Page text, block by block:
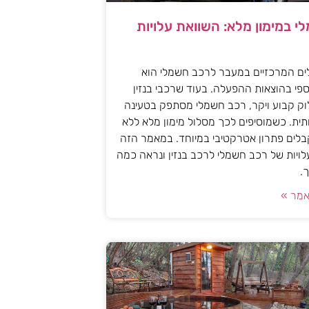
במימון מלא: השוואת עלויות
המרכזיים במעבר לרכב חשמלי הוא
בהוצאות ההפעלה. בעוד שרכבי בנזין
קבוע ויקר, רכב חשמלי מסתפק בטעינה
כשמוסיפים לכך מסלול מימון מלא ללא
פתרון אטרקטיבי במיוחד. במאמר הזה
של רכב חשמלי לרכב בנזין ונראה כמה
»